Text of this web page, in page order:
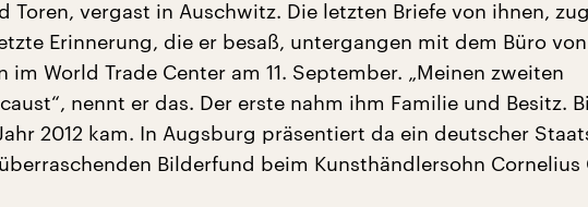
Toren, vergast in Auschwitz. Die letzten Briefe von ihnen,
Erinnerung, die er besaß, untergangen mit dem Büro
im World Trade Center am 11. September. „Meinen zweiten
nennt er das. Der erste nahm ihm Familie und Besitz.
2012 kam. In Augsburg präsentiert da ein deutscher
Bilderfund beim Kunsthändlersohn Cornelius